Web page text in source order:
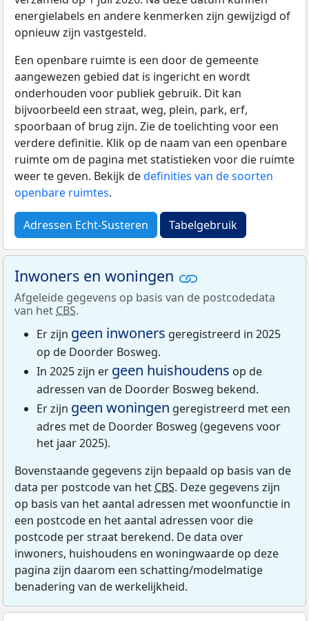
energielabels en andere kenmerken zijn gewijzigd of
opnieuw zijn vastgesteld.
Een openbare ruimte is een door de gemeente
aangewezen gebied dat is ingericht en wordt
onderhouden voor publiek gebruik. Dit kan
bijvoorbeeld een straat, weg, plein, park, erf,
spoorbaan of brug zijn. Zie de toelichting voor een
verdere definitie. Klik op de naam van een openbare
ruimte om de pagina met statistieken voor die ruimte
weer te geven. Bekijk dedefinities van de soorten
openbare ruimtes.
Adressen Echt-Susteren Tabelgebruik
Inwoners en woningen
Afgeleide gegevens op basis van de postcodedata
van het CBS.
Er zijn geen inwoners geregistreerd in 2025
op de Doorder Bosweg.
In 2025 zijn er geen huishoudens op de
adressen van de Doorder Bosweg bekend.
Er zijn geen woningen geregistreerd met een
adres met de Doorder Bosweg (gegevens voor
het jaar 2025).
Bovenstaande gegevens zijn bepaald op basis van de
data per postcode van het CBS. Deze gegevens zijn
op basis van het aantal adressen met woonfunctie in
een postcode en het aantal adressen voor die
postcode per straat berekend. De data over
inwoners, huishoudens en woningwaarde op deze
pagina zijn daarom een schatting/modelmatige
benadering van de werkelijkheid.